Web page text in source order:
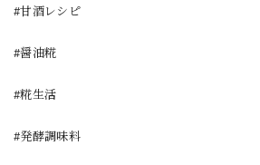
#甘酒レシピ
#醤油糀
#糀生活
#発酵調味料